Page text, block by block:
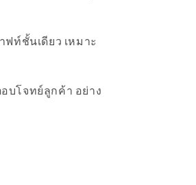
ท์ชั้นเดียว เหมาะ
บโจทย์ลูกค้า อย่าง